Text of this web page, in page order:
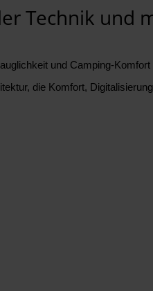
Technik und
und Camping-
die Komfort,